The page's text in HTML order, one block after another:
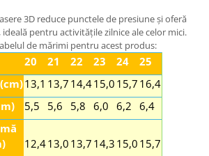
3D reduce punctele de presiune și oferă
pentru activitățile zilnice ale celor mici.
de mărimi pentru acest produs:
20 21 22 23 24
25
13,1 13,7 14,415,0 15,7 16,4
5,5 5,6 5,8 6,0 6,2 6,4
12,413,0 13,7 14,3 15,0 15,7